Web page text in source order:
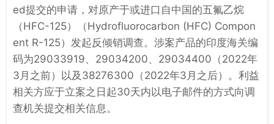
ed提交的申请，对原产于或进口自中国的五氟乙烷
（HFC-125）（Hydrofluorocarbon (HFC) Compon
ent R-125）发起反倾销调查。涉案产品的印度海关编
码为29033919、29034200、29034400（2022年
3月之前）以及38276300（2022年3月之后）。利益
相关方应于立案之日起30天内以电子邮件的方式向调
查机关提交相关信息。